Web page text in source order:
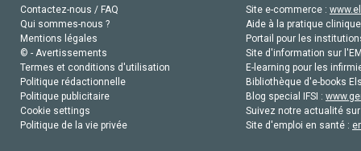
Contactez-nous / FAQ
Qui sommes-nous ?
Mentions légales
© - Avertissements
Termes et conditions d'utilisation
Politique rédactionnelle
Politique publicitaire
Cookie settings
Politique de la vie privée
Site e-commerce :
Aide à la pratique
Portail pour les
Site d'information sur
E-learning pour les
Bibliothèque d'e-books
Blog special IFSI :
Suivez notre actualité
Site d'emploi en santé :